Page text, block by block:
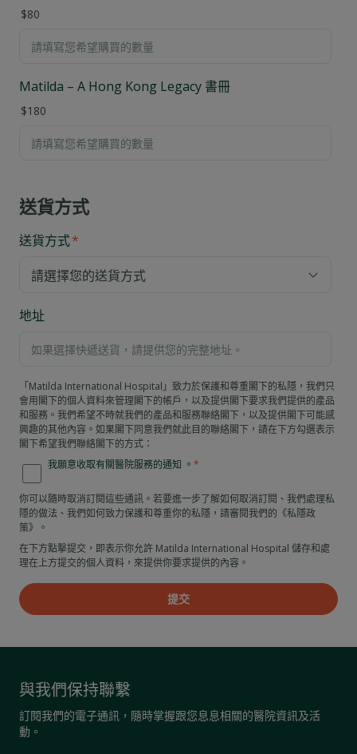
$80
Matilda – A Hong Kong Legacy 書冊
$180
送貨方式
送貨方式*
地址
「Matilda International Hospital」致力於保護和尊重閣下的私隱，我們只
會用閣下的個人資料來管理閣下的帳戶，以及提供閣下要求我們提供的產品
和服務。我們希望不時就我們的產品和服務聯絡閣下，以及提供閣下可能感
興趣的其他內容。如果閣下同意我們就此目的聯絡閣下，請在下方勾選表示
閣下希望我們聯絡閣下的方式：
我願意收取有關醫院服務的通知 。 *
你可以隨時取消訂閱這些通訊。若要進一步了解如何取消訂閱、我們處理私
隱的做法、我們如何致力保護和尊重你的私隱，請審閱我們的《私隱政
策》。
在下方點擊提交，即表示你允許 Matilda International Hospital 儲存和處
理在上方提交的個人資料，來提供你要求提供的內容。
與我們保持聯繫
訂閱我們的電子通訊，隨時掌握跟您息息相關的醫院資訊及活
動。